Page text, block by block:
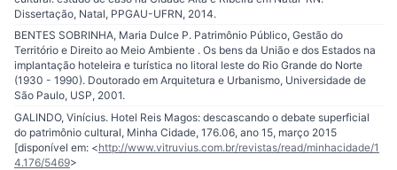
Dissertação, Natal, PPGAU-UFRN, 2014.
BENTES SOBRINHA, Maria Dulce P. Patrimônio Público, Gestão do
Território e Direito ao Meio Ambiente . Os bens da União e dos Estados na
implantação hoteleira e turística no litoral leste do Rio Grande do Norte
(1930 - 1990). Doutorado em Arquitetura e Urbanismo, Universidade de
São Paulo, USP, 2001.
GALINDO, Vinícius. Hotel Reis Magos: descascando o debate superficial
do patrimônio cultural, Minha Cidade, 176.06, ano 15, março 2015
[disponível em: <http://www.vitruvius.com.br/revistas/read/minhacidade/1
4.176/5469>